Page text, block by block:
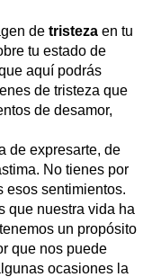
de tristeza en tu
tu estado de
aquí podrás
de tristeza que
de desamor,
de expresarte, de
No tienes por
esos sentimientos.
que nuestra vida ha
un propósito
que nos puede
ocasiones la